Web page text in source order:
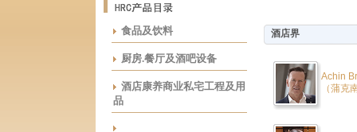
食品及饮料
厨房.餐厅及酒吧设备
酒店康养商业私宅工程及用
品
酒店界
Achin
（蒲克